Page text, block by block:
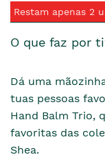
Restam apenas 2
O que faz por
Dá uma
tuas pessoas
Hand Balm Trio,
favoritas das
Shea.